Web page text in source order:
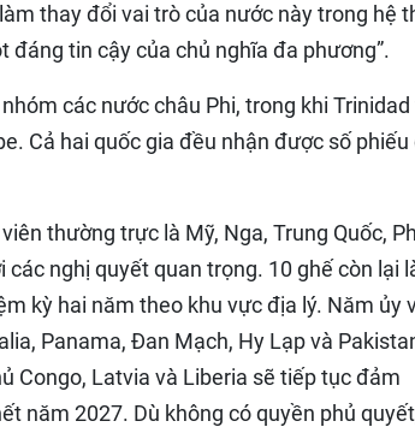
thay đổi vai trò của nước này trong hệ
tin cậy của chủ nghĩa đa phương”.
các nước châu Phi, trong khi Trinidad
Cả hai quốc gia đều nhận được số phiếu
thường trực là Mỹ, Nga, Trung Quốc,
nghị quyết quan trọng. 10 ghế còn lại
kỳ hai năm theo khu vực địa lý. Năm ủy
Panama, Đan Mạch, Hy Lạp và
Congo, Latvia và Liberia sẽ tiếp tục đảm
năm 2027. Dù không có quyền phủ